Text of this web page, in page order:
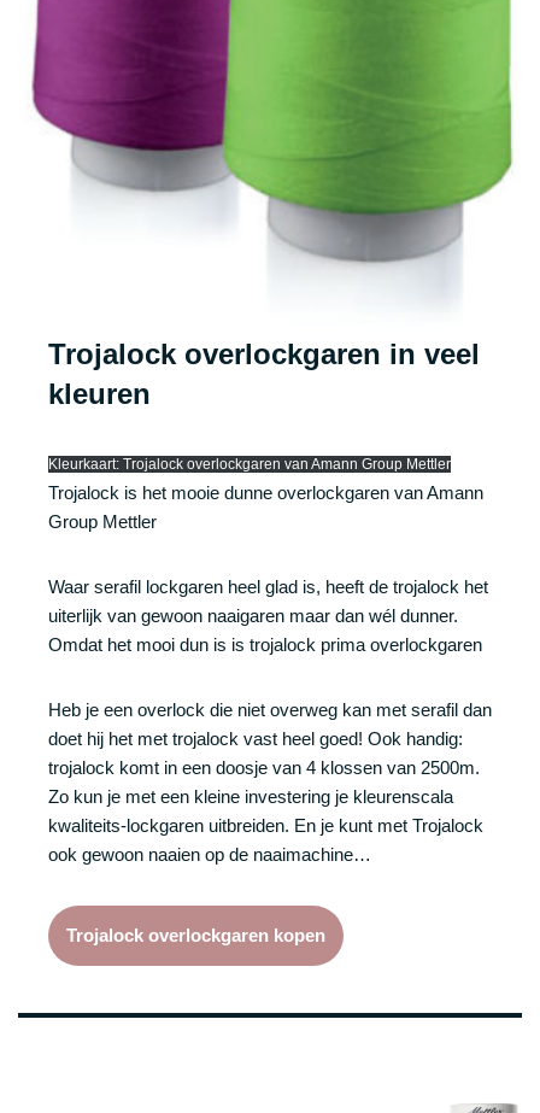
Trojalock overlockgaren in veel
kleuren
Kleurkaart: Trojalock overlockgaren van Amann Group Mettler
Trojalock is het mooie dunne overlockgaren van Amann
Group Mettler
Waar serafil lockgaren heel glad is, heeft de trojalock het
uiterlijk van gewoon naaigaren maar dan wél dunner.
Omdat het mooi dun is is trojalock prima overlockgaren
Heb je een overlock die niet overweg kan met serafil dan
doet hij het met trojalock vast heel goed! Ook handig:
trojalock komt in een doosje van 4 klossen van 2500m.
Zo kun je met een kleine investering je kleurenscala
kwaliteits-lockgaren uitbreiden. En je kunt met Trojalock
ook gewoon naaien op de naaimachine…
Trojalock overlockgaren kopen